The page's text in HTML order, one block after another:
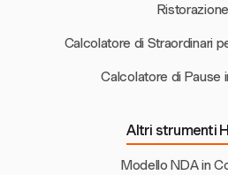
Ristorazione
Calcolatore di Straordinari
Calcolatore di Pause
Altri strumenti
Modello NDA in